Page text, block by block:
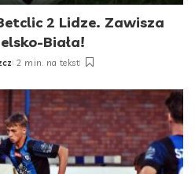
2 Lidze. Zawisza
Biała!
2 min. na tekst